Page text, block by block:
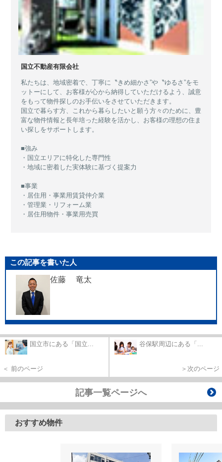
国立不動産有限会社
私たちは、地域密着で、丁寧に〝きめ細かさ”や〝ゆるさ”をモ
ットーにして、お客様が心から納得していただけるよう、誠意
をもって物件探しのお手伝いをさせていただきます。
国立で暮らす方、これから暮らしたいと願う方々のために、豊
富な物件情報と長年培った経験を活かし、お客様の理想の住ま
い探しをサポートします。
■強み
・国立エリアに特化した専門性
・地域に密着した実体験に基づく提案力
■事業
・居住用・事業用賃貸仲介業
・管理業・リフォーム業
・居住用物件・事業用売買
この記事を書いた人
佐藤 竜太
国立市にある「国立...
＜ 前のページ
谷保駅周辺にある「...
＞次のページ
記事一覧ページへ
おすすめ物件